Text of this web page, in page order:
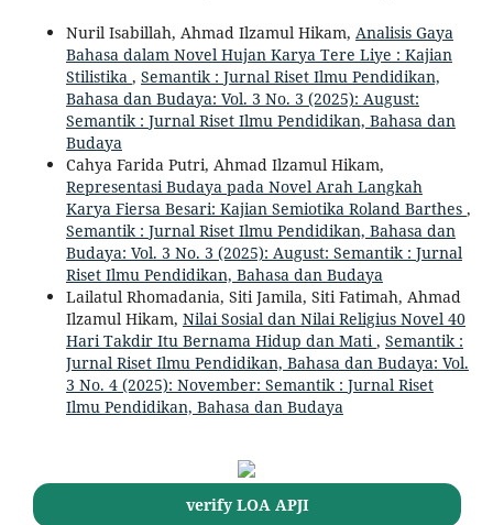
Nuril Isabillah, Ahmad Ilzamul Hikam, Analisis Gaya
Bahasa dalam Novel Hujan Karya Tere Liye : Kajian
Stilistika , Semantik : Jurnal Riset Ilmu Pendidikan,
Bahasa dan Budaya: Vol. 3 No. 3 (2025): August:
Semantik : Jurnal Riset Ilmu Pendidikan, Bahasa dan
Budaya
Cahya Farida Putri, Ahmad Ilzamul Hikam,
Representasi Budaya pada Novel Arah Langkah
Karya Fiersa Besari: Kajian Semiotika Roland Barthes ,
Semantik : Jurnal Riset Ilmu Pendidikan, Bahasa dan
Budaya: Vol. 3 No. 3 (2025): August: Semantik : Jurnal
Riset Ilmu Pendidikan, Bahasa dan Budaya
Lailatul Rhomadania, Siti Jamila, Siti Fatimah, Ahmad
Ilzamul Hikam, Nilai Sosial dan Nilai Religius Novel 40
Hari Takdir Itu Bernama Hidup dan Mati , Semantik :
Jurnal Riset Ilmu Pendidikan, Bahasa dan Budaya: Vol.
3 No. 4 (2025): November: Semantik : Jurnal Riset
Ilmu Pendidikan, Bahasa dan Budaya
verify LOA APJI